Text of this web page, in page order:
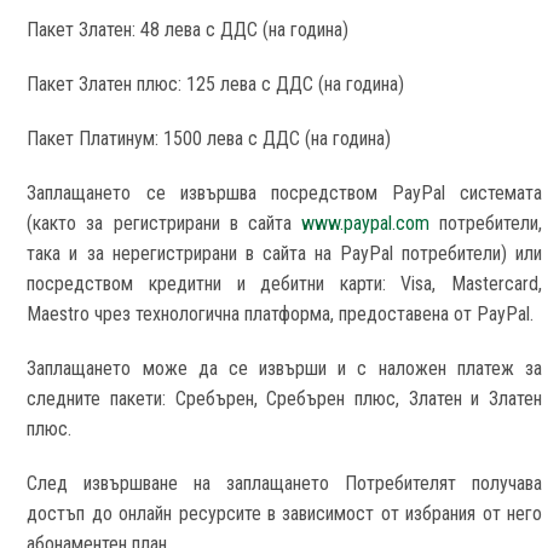
Пакет Златен: 48 лева с ДДС (на година)
Пакет Златен плюс: 125 лева с ДДС (на година)
Пакет Платинум: 1500 лева с ДДС (на година)
Заплащането се извършва посредством PayPal системата
(както за регистрирани в сайта www.paypal.comпотребители,
така и за нерегистрирани в сайта на PayPal потребители) или
посредством кредитни и дебитни карти: Visa, Mastercard,
Maestro чрез технологична платформа, предоставена от PayPal.
Заплащането може да се извърши и с наложен платеж за
следните пакети: Сребърен, Сребърен плюс, Златен и Златен
плюс.
След извършване на заплащането Потребителят получава
достъп до онлайн ресурсите в зависимост от избрания от него